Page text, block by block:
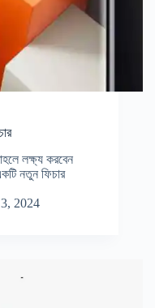
লক্ষ্য করবেন
নতুন ফিচার
2024